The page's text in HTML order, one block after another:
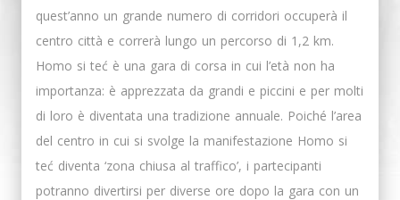
quest’anno un grande numero di corridori occuperà il
centro città e correrà lungo un percorso di 1,2 km.
Homo si teć è una gara di corsa in cui l’età non ha
importanza: è apprezzata da grandi e piccini e per molti
di loro è diventata una tradizione annuale. Poiché l’area
del centro in cui si svolge la manifestazione Homo si
teć diventa ‘zona chiusa al traffico’, i partecipanti
potranno divertirsi per diverse ore dopo la gara con un